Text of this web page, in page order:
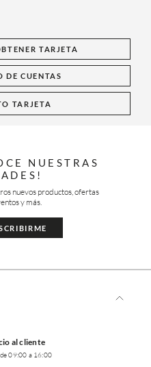
TARJETA
DE CUENTAS
TARJETA
NUESTRAS
nuevos productos, ofertas
y más.
al cliente
09:00 a 16:00